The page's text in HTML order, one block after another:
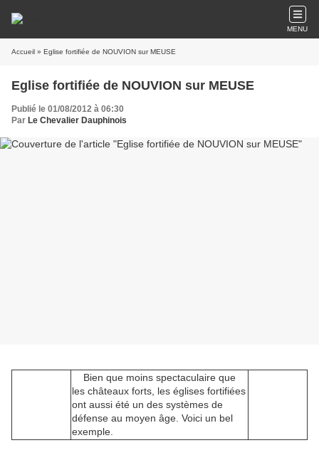
MENU
Accueil » Eglise fortifiée de NOUVION sur MEUSE
Eglise fortifiée de NOUVION sur MEUSE
Publié le 01/08/2012 à 06:30
Par Le Chevalier Dauphinois
Bien que moins spectaculaire que
les châteaux forts, les églises fortifiées
ont aussi été un des systèmes de
défense au moyen âge. Voici un bel
exemple.